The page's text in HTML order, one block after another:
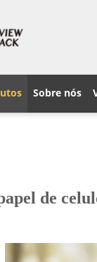
Sobre nós
de